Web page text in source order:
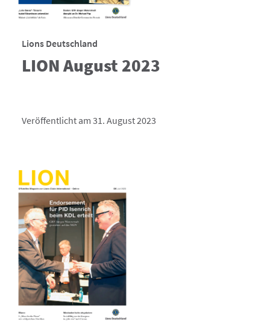
Lions Deutschland
LION August 2023
Veröffentlicht am 31. August 2023